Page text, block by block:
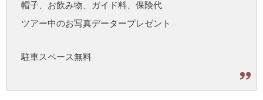
帽子、お飲み物、ガイド料、保険代
ツアー中のお写真データープレゼント
駐車スペース無料